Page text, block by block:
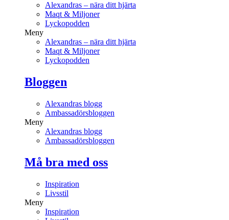
Alexandras – nära ditt hjärta
Maqt & Miljoner
Lyckopodden
Meny
Alexandras – nära ditt hjärta
Maqt & Miljoner
Lyckopodden
Bloggen
Alexandras blogg
Ambassadörsbloggen
Meny
Alexandras blogg
Ambassadörsbloggen
Må bra med oss
Inspiration
Livsstil
Meny
Inspiration